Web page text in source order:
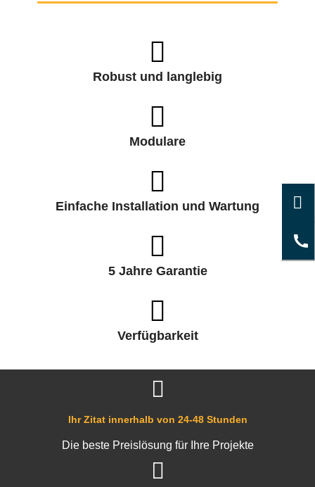
Robust und langlebig
Modulare
Einfache Installation und Wartung
5 Jahre Garantie
Verfügbarkeit
Ihr Zitat innerhalb von 24-48 Stunden
Die beste Preislösung für Ihre Projekte